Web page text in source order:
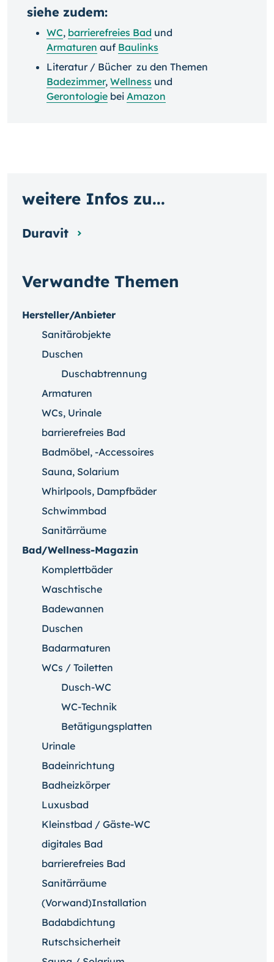
siehe zudem:
WC, barrierefreies Bad und
Armaturen auf Baulinks
Literatur / Bücher zu den Themen
Badezimmer, Wellness und
Gerontologie bei Amazon
Verwandte Themen
Hersteller/Anbieter
Sanitärobjekte
Duschen
Duschabtrennung
Armaturen
WCs, Urinale
barrierefreies Bad
Badmöbel, -Accessoires
Sauna, Solarium
Whirlpools, Dampfbäder
Schwimmbad
Sanitärräume
Bad/Wellness-Magazin
Komplettbäder
Waschtische
Badewannen
Duschen
Badarmaturen
WCs / Toiletten
Dusch-WC
WC-Technik
Betätigungsplatten
Urinale
Badeinrichtung
Badheizkörper
Luxusbad
Kleinstbad / Gäste-WC
digitales Bad
barrierefreies Bad
Sanitärräume
(Vorwand)Installation
Badabdichtung
Rutschsicherheit
weitere Infos zu...
Duravit